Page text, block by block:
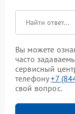
Вы можете
часто
сервисный
телефону+7
свой вопрос.